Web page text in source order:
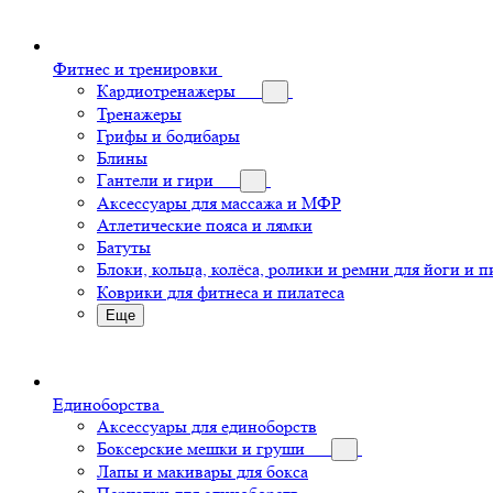
Фитнес и тренировки
Кардиотренажеры
Тренажеры
Грифы и бодибары
Блины
Гантели и гири
Аксессуары для массажа и МФР
Атлетические пояса и лямки
Батуты
Блоки, кольца, колёса, ролики и ремни для йоги и
Коврики для фитнеса и пилатеса
Еще
Единоборства
Аксессуары для единоборств
Боксерские мешки и груши
Лапы и макивары для бокса